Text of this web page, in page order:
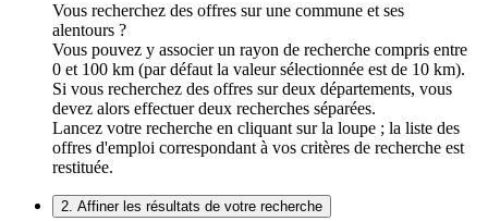
Vous recherchez des offres sur une commune et ses
alentours ?
Vous pouvez y associer un rayon de recherche compris entre
0 et 100 km (par défaut la valeur sélectionnée est de 10 km).
Si vous recherchez des offres sur deux départements, vous
devez alors effectuer deux recherches séparées.
Lancez votre recherche en cliquant sur la loupe ; la liste des
offres d'emploi correspondant à vos critères de recherche est
restituée.
2. Affiner les résultats de votre recherche